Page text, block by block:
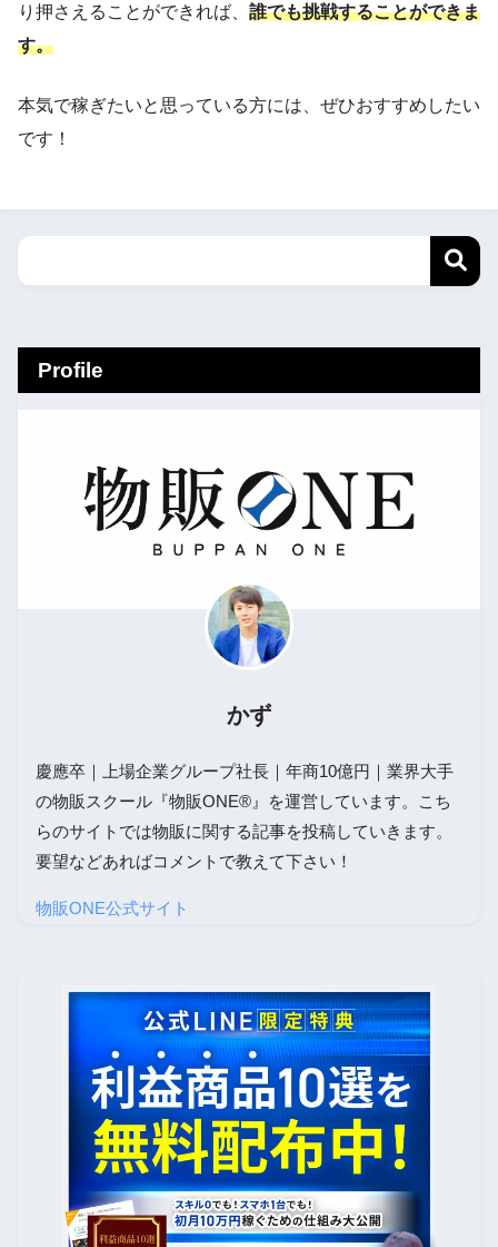
り押さえることができれば、 誰でも挑戦することができま
す。
本気で稼ぎたいと思っている方には、ぜひおすすめしたい
です！
Profile
かず
慶應卒｜上場企業グループ社長｜年商10億円｜業界大手
の物販スクール『物販ONE®』を運営しています。こち
らのサイトでは物販に関する記事を投稿していきます。
要望などあればコメントで教えて下さい！
物販ONE公式サイト